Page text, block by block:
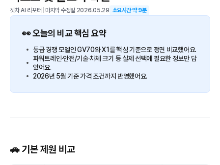
겟차 AI 리포터 마지막 수정일 2026.05.29 소요시간 약9분
👀 오늘의 비교 핵심 요약
동급 경쟁 모델인 GV70와 X1를 핵심 기준으로 정면 비교했어요.
파워트레인·안전/기술·차체 크기 등 실제 선택에 필요한 정보만 담
았어요.
2026년 5월 기준 가격 조건까지 반영했어요.
🚗 기본 제원 비교